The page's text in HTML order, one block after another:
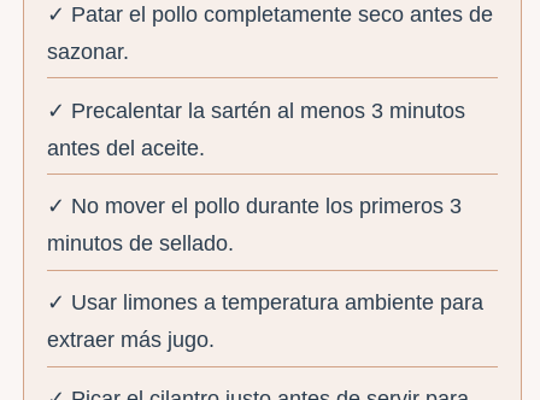
✓ Patar el pollo completamente seco antes de
sazonar.
✓ Precalentar la sartén al menos 3 minutos
antes del aceite.
✓ No mover el pollo durante los primeros 3
minutos de sellado.
✓ Usar limones a temperatura ambiente para
extraer más jugo.